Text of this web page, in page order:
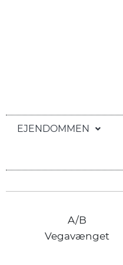
EJENDOMMEN
A/B
Vegavænget